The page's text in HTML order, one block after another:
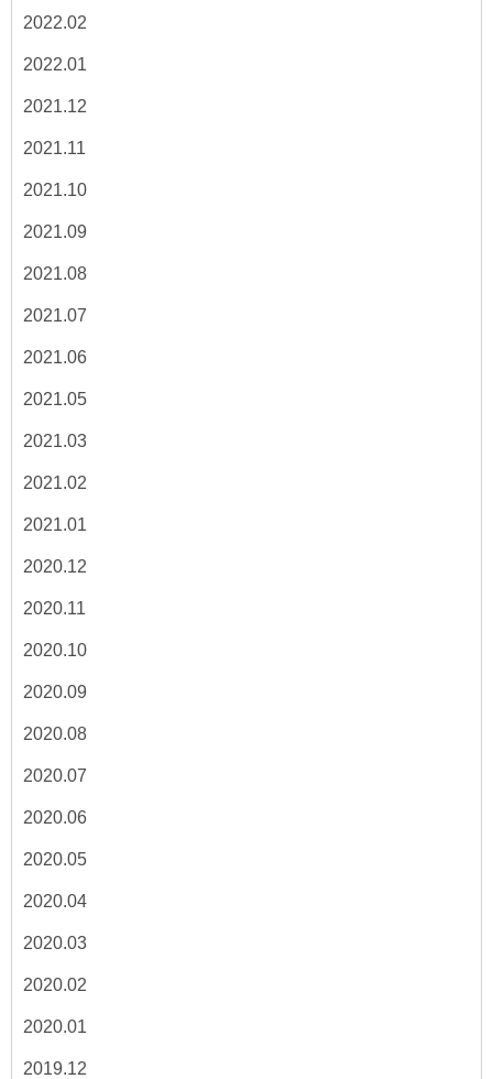
2022.02
2022.01
2021.12
2021.11
2021.10
2021.09
2021.08
2021.07
2021.06
2021.05
2021.03
2021.02
2021.01
2020.12
2020.11
2020.10
2020.09
2020.08
2020.07
2020.06
2020.05
2020.04
2020.03
2020.02
2020.01
2019.12